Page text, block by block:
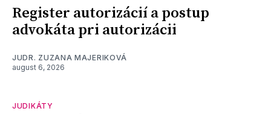
Register autorizácií a postup
advokáta pri autorizácii
JUDR. ZUZANA MAJERIKOVÁ
august 6, 2026
JUDIKÁTY